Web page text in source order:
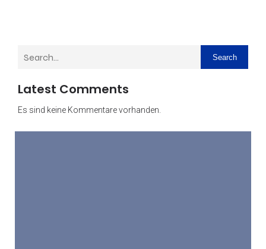
Search
Latest Comments
Es sind keine Kommentare vorhanden.